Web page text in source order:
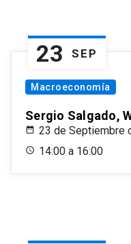
23 SEP
Macroeconomía
Sergio Salgado,
23 de Septiembre
14:00 a 16:00